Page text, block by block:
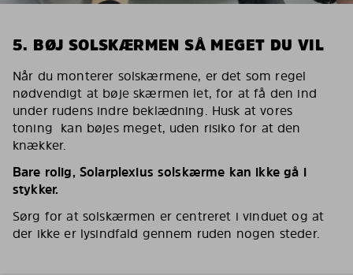
5. BØJ SOLSKÆRMEN SÅ MEGET DU VIL
Når du monterer solskærmene, er det som regel
nødvendigt at bøje skærmen let, for at få den ind
under rudens indre beklædning. Husk at vores
toning kan bøjes meget, uden risiko for at den
knækker.
Bare rolig, Solarplexius solskærme kan ikke gå i
stykker.
Sørg for at solskærmen er centreret i vinduet og at
der ikke er lysindfald gennem ruden nogen steder.